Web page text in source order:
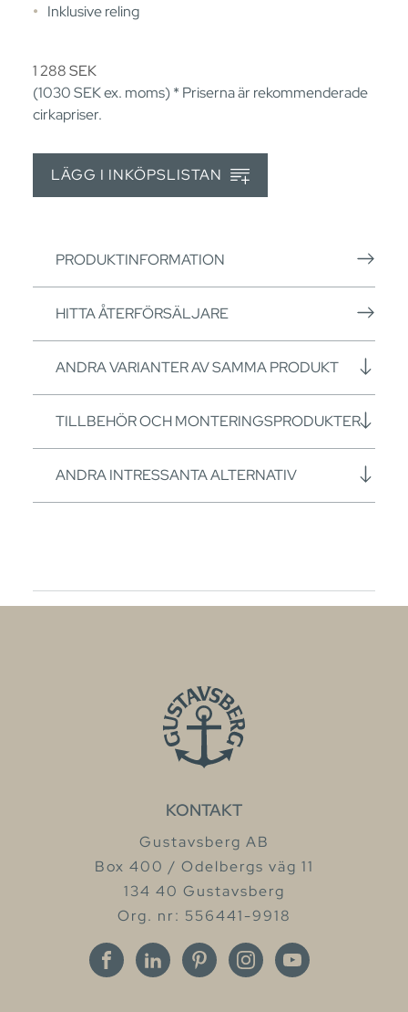
Inklusive reling
1 288SEK
(1030SEKex. moms) * Priserna är rekommenderade
cirkapriser.
LÄGG I INKÖPSLISTAN
PRODUKTINFORMATION
HITTA ÅTERFÖRSÄLJARE
ANDRA VARIANTER AV SAMMA PRODUKT
TILLBEHÖR OCH MONTERINGSPRODUKTER
ANDRA INTRESSANTA ALTERNATIV
KONTAKT
Gustavsberg AB
Box 400 / Odelbergs väg 11
134 40 Gustavsberg
Org. nr: 556441-9918